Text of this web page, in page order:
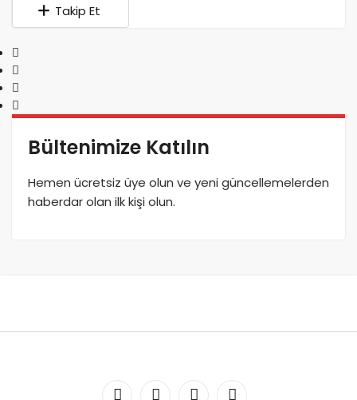
Takip Et
Bültenimize Katılın
Hemen ücretsiz üye olun ve yeni güncellemelerden
haberdar olan ilk kişi olun.